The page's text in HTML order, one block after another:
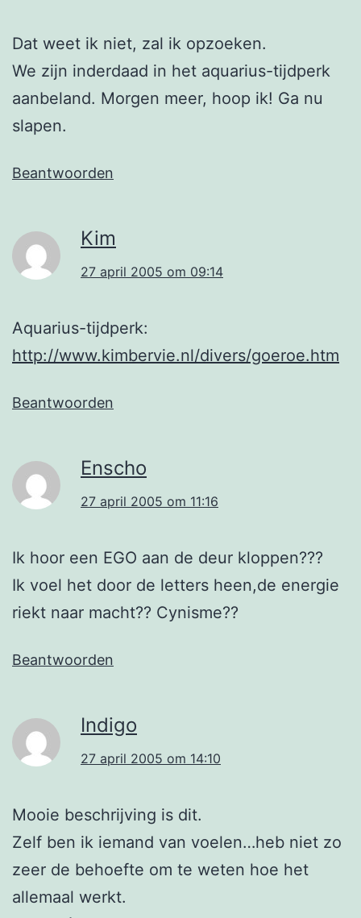
Dat weet ik niet, zal ik opzoeken.
We zijn inderdaad in het aquarius-tijdperk
aanbeland. Morgen meer, hoop ik! Ga nu
slapen.
Beantwoorden
Kim
27 april 2005 om 09:14
Aquarius-tijdperk:
http://www.kimbervie.nl/divers/goeroe.htm
Beantwoorden
Enscho
27 april 2005 om 11:16
Ik hoor een EGO aan de deur kloppen???
Ik voel het door de letters heen,de energie
riekt naar macht?? Cynisme??
Beantwoorden
Indigo
27 april 2005 om 14:10
Mooie beschrijving is dit.
Zelf ben ik iemand van voelen…heb niet zo
zeer de behoefte om te weten hoe het
allemaal werkt.